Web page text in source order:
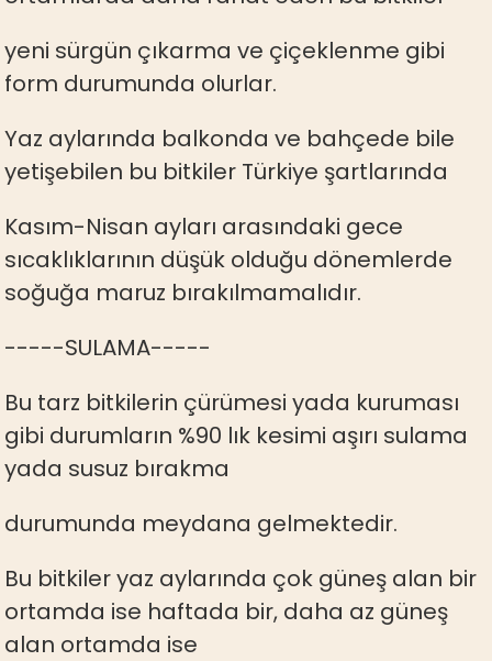
yeni sürgün çıkarma ve çiçeklenme gibi
form durumunda olurlar.
Yaz aylarında balkonda ve bahçede bile
yetişebilen bu bitkiler Türkiye şartlarında
Kasım-Nisan ayları arasındaki gece
sıcaklıklarının düşük olduğu dönemlerde
soğuğa maruz bırakılmamalıdır.
-----SULAMA-----
Bu tarz bitkilerin çürümesi yada kuruması
gibi durumların %90 lık kesimi aşırı sulama
yada susuz bırakma
durumunda meydana gelmektedir.
Bu bitkiler yaz aylarında çok güneş alan bir
ortamda ise haftada bir, daha az güneş
alan ortamda ise